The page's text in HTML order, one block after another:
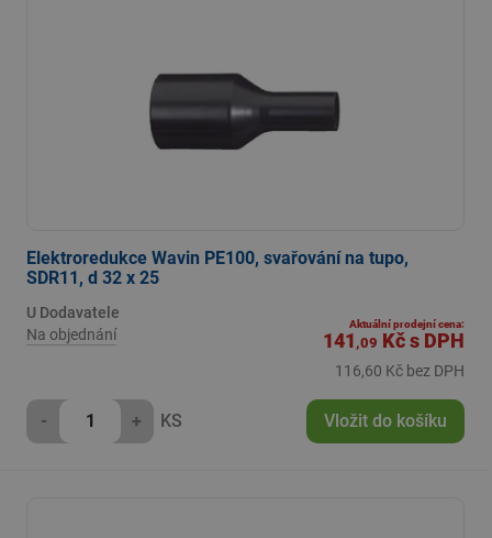
Elektroredukce Wavin PE100, svařování na tupo,
SDR11, d 32 x 25
U Dodavatele
Na objednání
Aktuální prodejní cena:
141 ,09 Kčs DPH
116,60 Kč bez DPH
- + KS Vložit do košíku